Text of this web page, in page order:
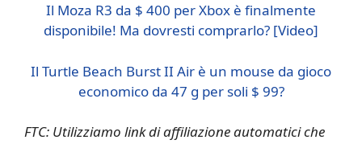
Il Moza R3 da $ 400 per Xbox è finalmente
disponibile! Ma dovresti comprarlo? [Video]
Il Turtle Beach Burst II Air è un mouse da gioco
economico da 47 g per soli $ 99?
FTC: Utilizziamo link di affiliazione automatici che